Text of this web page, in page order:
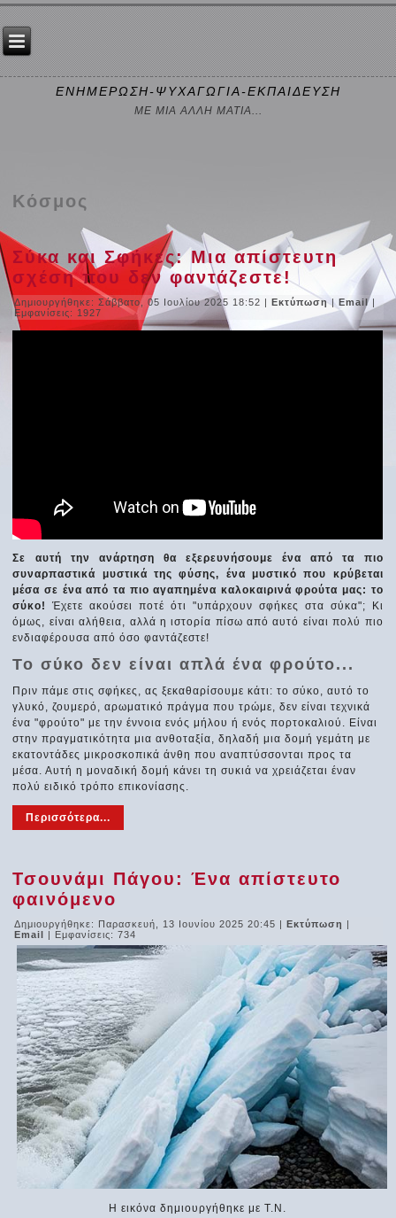
ΕΝΗΜΕΡΩΣΗ-ΨΥΧΑΓΩΓΙΑ-ΕΚΠΑΙΔΕΥΣΗ
ΜΕ ΜΙΑ ΑΛΛΗ ΜΑΤΙΑ...
Κόσμος
Σύκα και Σφήκες: Μια απίστευτη
σχέση που δεν φαντάζεστε!
Δημιουργήθηκε: Σάββατο, 05 Ιουλίου 2025 18:52 |Εκτύπωση |Email |
Εμφανίσεις: 1927
Σε αυτή την ανάρτηση θα εξερευνήσουμε ένα από τα πιο
συναρπαστικά μυστικά της φύσης, ένα μυστικό που κρύβεται
μέσα σε ένα από τα πιο αγαπημένα καλοκαιρινά φρούτα μας: το
σύκο!
Έχετε ακούσει ποτέ ότι "υπάρχουν σφήκες στα σύκα"; Κι
όμως, είναι αλήθεια, αλλά η ιστορία πίσω από αυτό είναι πολύ πιο
ενδιαφέρουσα από όσο φαντάζεστε!
Το σύκο δεν είναι απλά ένα φρούτο...
Πριν πάμε στις σφήκες, ας ξεκαθαρίσουμε κάτι: το σύκο, αυτό το
γλυκό, ζουμερό, αρωματικό πράγμα που τρώμε, δεν είναι τεχνικά
ένα "φρούτο" με την έννοια ενός μήλου ή ενός πορτοκαλιού. Είναι
στην πραγματικότητα μια ανθοταξία, δηλαδή μια δομή γεμάτη με
εκατοντάδες μικροσκοπικά άνθη που αναπτύσσονται προς τα
μέσα. Αυτή η μοναδική δομή κάνει τη συκιά να χρειάζεται έναν
πολύ ειδικό τρόπο επικονίασης.
Περισσότερα...
Τσουνάμι Πάγου: Ένα απίστευτο
φαινόμενο
Δημιουργήθηκε: Παρασκευή, 13 Ιουνίου 2025 20:45 |Εκτύπωση |
Email | Εμφανίσεις: 734
Η εικόνα δημιουργήθηκε με Τ.Ν.